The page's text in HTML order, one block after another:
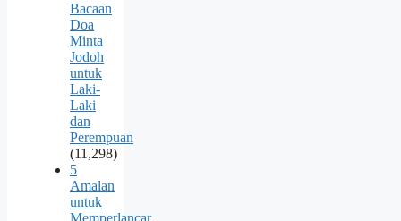
Bacaan
Doa
Minta
Jodoh
untuk
Laki-
Laki
dan
Perempuan
(11,298)
5
Amalan
untuk